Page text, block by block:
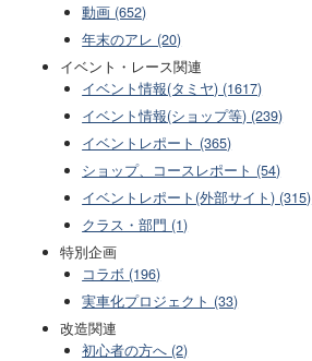
動画 (652)
年末のアレ (20)
イベント・レース関連
イベント情報(タミヤ) (1617)
イベント情報(ショップ等) (239)
イベントレポート (365)
ショップ、コースレポート (54)
イベントレポート(外部サイト) (315)
クラス・部門 (1)
特別企画
コラボ (196)
実車化プロジェクト (33)
改造関連
初心者の方へ (2)